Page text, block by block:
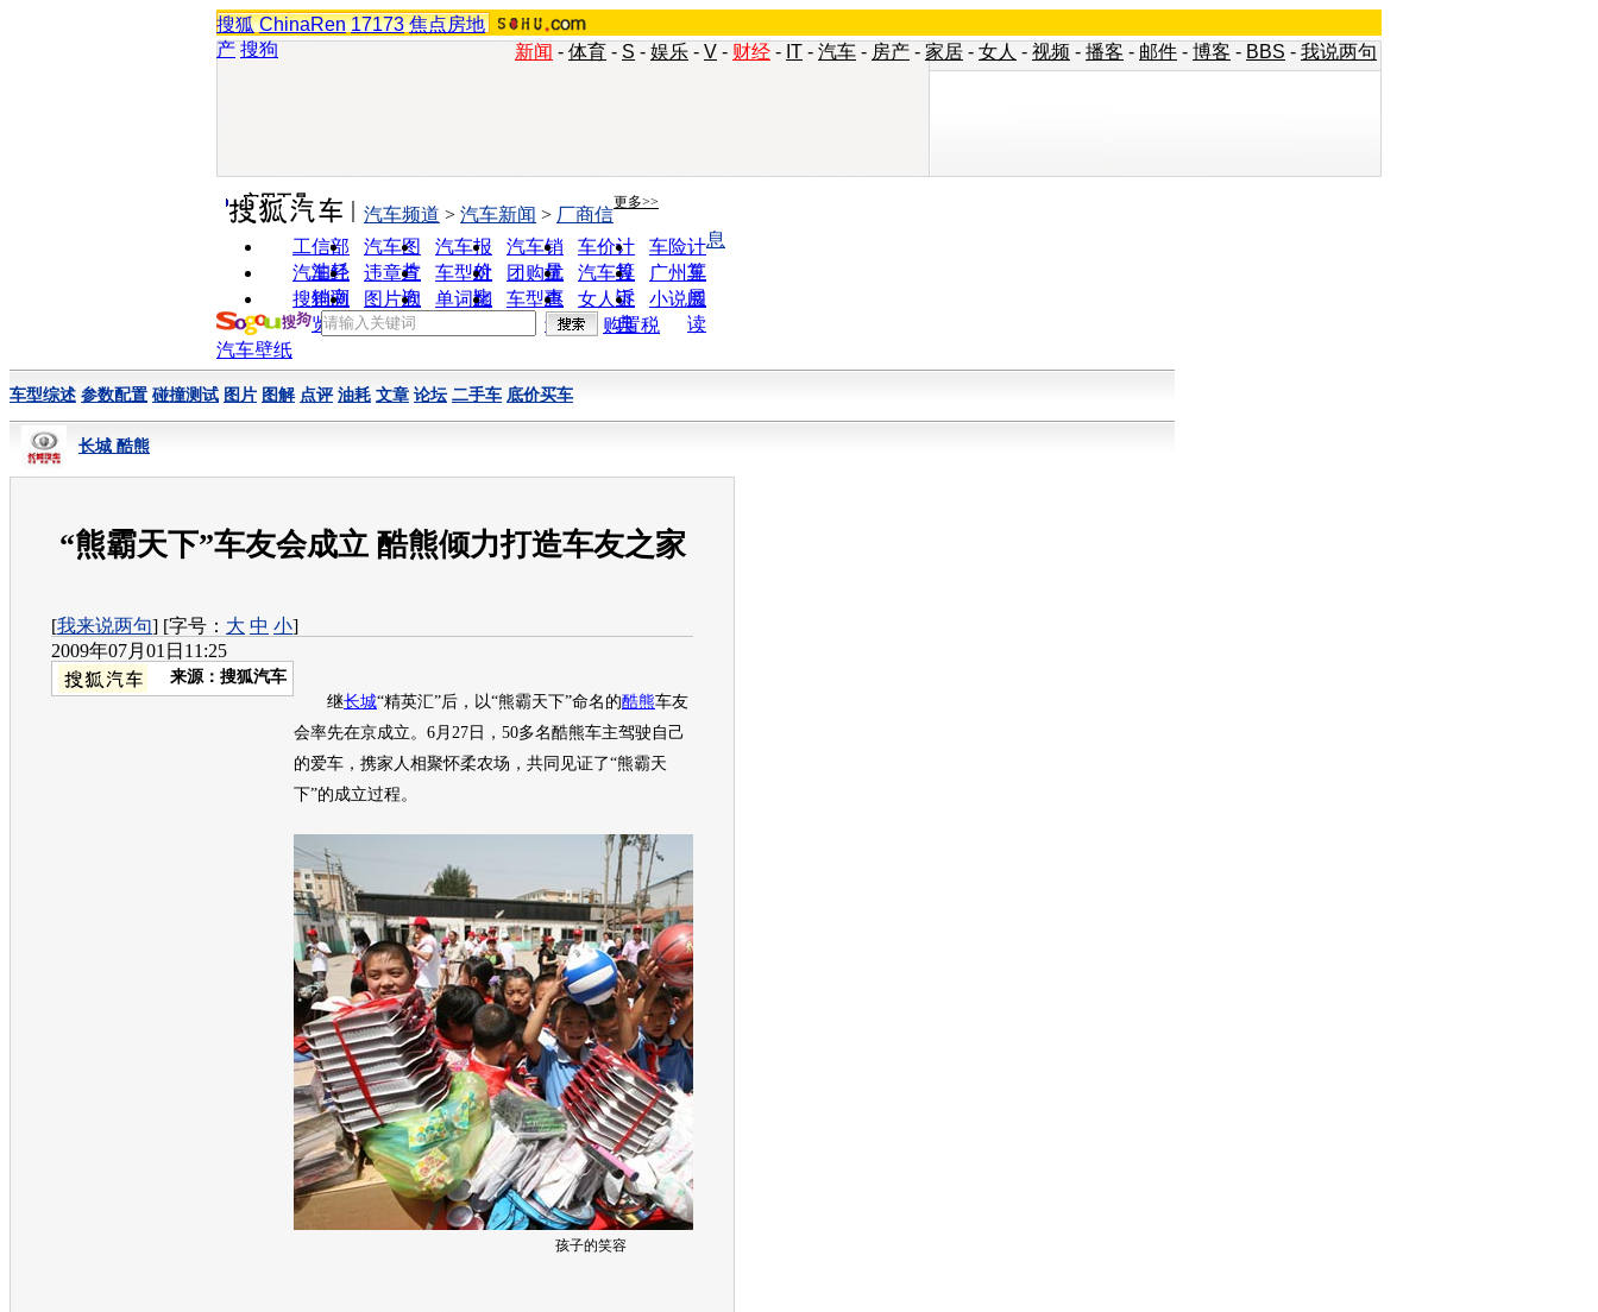
搜狐 ChinaRen 17173 焦点房地
产 搜狗 新闻 - 体育 - S - 娱乐 - V - 财经 - IT - 汽车 - 房产 - 家居 - 女人 - 视频 - 播客 - 邮件 - 博客 - BBS - 我说两句
实用工具 更多>>
工信部
油耗
汽车图
片
汽车报
价
汽车销
量
车价计
算
车险计
算
汽车经
销商
违章查
询
车型对
比
团购优
惠
汽车投
诉
广州车
展
搜狗浏
览器
图片欣
赏
单词翻
车型查
询
女人宝
典
小说阅
读
汽车频道 > 汽车新闻 > 厂商信
息
购置税
汽车壁纸
车型综述 参数配置 碰撞测试 图片 图解 点评 油耗 文章 论坛 二手车 底价买车
长城 酷熊
“熊霸天下”车友会成立 酷熊倾力打造车友之家
[我来说两句] [字号： 大 中 小]
2009年07月01日11:25
来源： 搜狐汽车
继长城“精英汇”后，以“熊霸天下”命名的酷熊车友
会率先在京成立。6月27日，50多名酷熊车主驾驶自己
的爱车，携家人相聚怀柔农场，共同见证了“熊霸天
下”的成立过程。
孩子的笑容